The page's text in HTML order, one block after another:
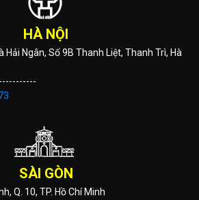
HÀ NỘI
Hải Ngân, Số 9B Thanh Liệt, Thanh Trì, Hà
SÀI GÒN
Q. 10, TP. Hồ Chí Minh